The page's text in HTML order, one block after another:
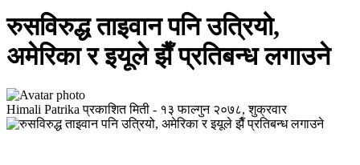
रुसविरुद्ध ताइवान पनि उत्रियो,
अमेरिका र इयूले झैँ प्रतिबन्ध लगाउने
Himali Patrika प्रकाशित मिती - १३ फाल्गुन २०७८, शुक्रवार